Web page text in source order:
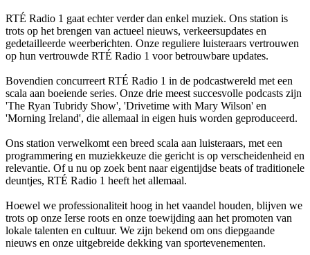
RTÉ Radio 1 gaat echter verder dan enkel muziek. Ons station is
trots op het brengen van actueel nieuws, verkeersupdates en
gedetailleerde weerberichten. Onze reguliere luisteraars vertrouwen
op hun vertrouwde RTÉ Radio 1 voor betrouwbare updates.
Bovendien concurreert RTÉ Radio 1 in de podcastwereld met een
scala aan boeiende series. Onze drie meest succesvolle podcasts zijn
'The Ryan Tubridy Show', 'Drivetime with Mary Wilson' en
'Morning Ireland', die allemaal in eigen huis worden geproduceerd.
Ons station verwelkomt een breed scala aan luisteraars, met een
programmering en muziekkeuze die gericht is op verscheidenheid en
relevantie. Of u nu op zoek bent naar eigentijdse beats of traditionele
deuntjes, RTÉ Radio 1 heeft het allemaal.
Hoewel we professionaliteit hoog in het vaandel houden, blijven we
trots op onze Ierse roots en onze toewijding aan het promoten van
lokale talenten en cultuur. We zijn bekend om ons diepgaande
nieuws en onze uitgebreide dekking van sportevenementen.